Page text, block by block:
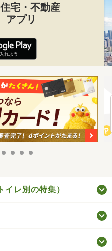
宅・不動産
アプリ
レ別の特集）